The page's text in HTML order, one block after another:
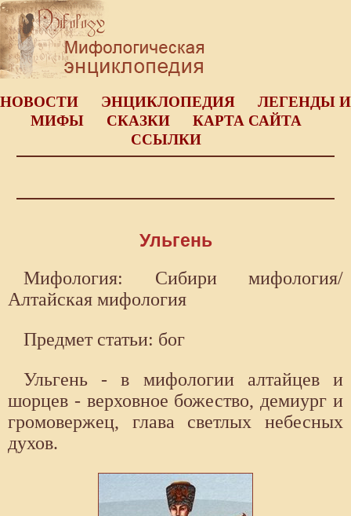
НОВОСТИ ЭНЦИКЛОПЕДИЯ
ЛЕГЕНДЫ И
МИФЫ
СКАЗКИ
КАРТА САЙТА
ССЫЛКИ
Ульгень
Мифология: Сибири мифология/
Алтайская мифология
Предмет статьи: бог
Ульгень - в мифологии алтайцев и
шорцев - верховное божество, демиург и
громовержец, глава светлых небесных
духов.